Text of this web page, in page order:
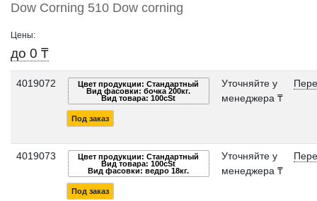
Dow Corning 510 Dow corning
Цены:
до 0 ₸
4019072
Цвет продукции: Стандартный
Вид фасовки: бочка 200кг.
Вид товара: 100cSt
Под заказ
Уточняйте у
менеджера ₸
4019073
Цвет продукции: Стандартный
Вид товара: 100cSt
Вид фасовки: ведро 18кг.
Под заказ
Уточняйте у
менеджера ₸